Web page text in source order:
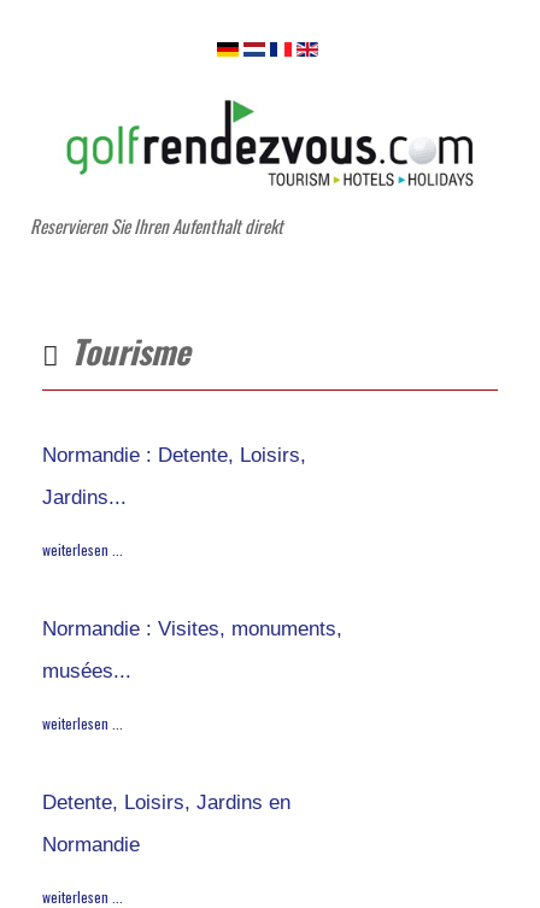
Reservieren Sie Ihren Aufenthalt direkt
Tourisme
Normandie : Detente, Loisirs,
Jardins...
weiterlesen ...
Normandie : Visites, monuments,
musées...
weiterlesen ...
Detente, Loisirs, Jardins en
Normandie
weiterlesen ...